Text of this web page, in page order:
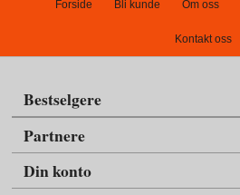
Forside Bli kunde Om oss
Kontakt oss
Bestselgere
Partnere
Din konto